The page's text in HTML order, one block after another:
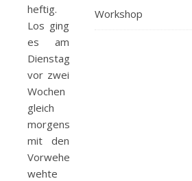
heftig.
Los ging
es am
Dienstag
vor zwei
Wochen
gleich
morgens
mit den
Vorwehen. Ich
wehte
Workshop